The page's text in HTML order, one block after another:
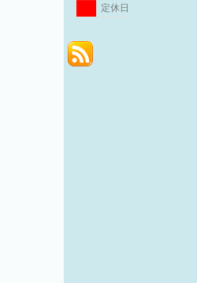
定休日